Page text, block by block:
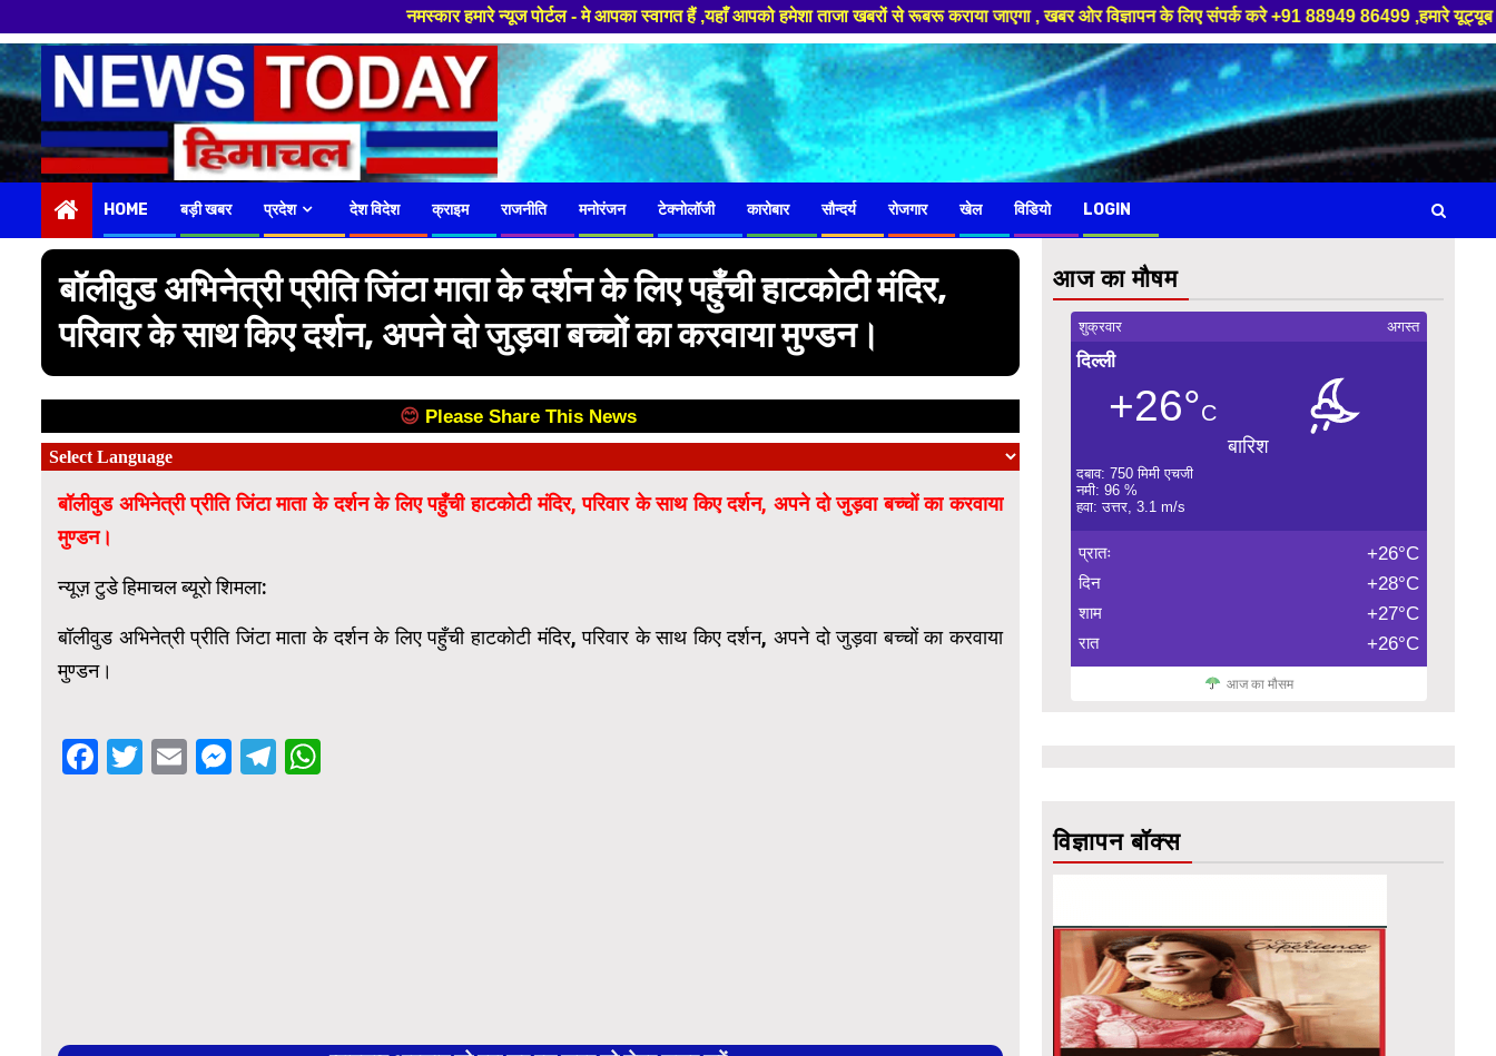
नमस्कार हमारे न्यूज पोर्टल - मे आपका स्वागत हैं ,यहाँ आपको हमेशा ताजा खबरों से रूबरू कराया जाएगा , खबर ओर विज्ञापन के लिए संपर्क करे +91 88949 86499 ,हमारे यूट्यूब चैनल
Skip
to
content
HOME बड़ी खबर प्रदेश देश विदेश क्राइम राजनीति मनोरंजन टेक्नोलॉजी कारोबार सौन्दर्य रोजगार खेल विडियो LOGIN
बॉलीवुड अभिनेत्री प्रीति जिंटा माता के दर्शन के लिए पहुँची हाटकोटी मंदिर,
परिवार के साथ किए दर्शन, अपने दो जुड़वा बच्चों का करवाया मुण्डन।
😊 Please Share This News
बॉलीवुड अभिनेत्री प्रीति जिंटा माता के दर्शन के लिए पहुँची हाटकोटी मंदिर, परिवार के साथ किए दर्शन, अपने दो जुड़वा बच्चों का करवाया
मुण्डन।
न्यूज़ टुडे हिमाचल ब्यूरो शिमला:
बॉलीवुड अभिनेत्री प्रीति जिंटा माता के दर्शन के लिए पहुँची हाटकोटी मंदिर, परिवार के साथ किए दर्शन, अपने दो जुड़वा बच्चों का करवाया
मुण्डन।
Facebook
Twitter
EmailMessenger
Telegram
आज का मौषम
शुक्रवार अगस्त
दिल्ली
+26°C
बारिश
दबाव: 750 मिमी एचजी
नमी: 96 %
हवा: उत्तर, 3.1 m/s
प्रातः +26°C
दिन +28°C
शाम +27°C
रात +26°C
आज का मौसम
विज्ञापन बॉक्स